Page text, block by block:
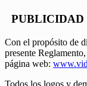
PUBLICIDAD
Con el propósito de
presente Reglamento,
página web:
Todos los logos y